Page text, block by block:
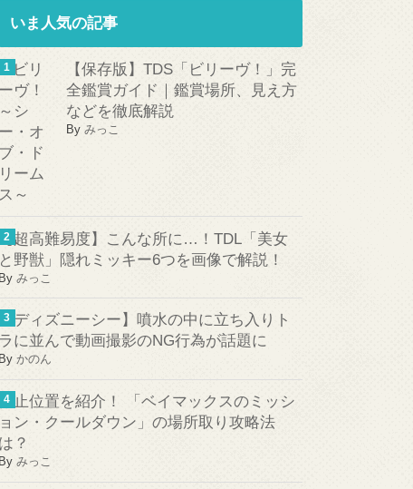
いま人気の記事
【保存版】TDS「ビリーヴ！」完
全鑑賞ガイド｜鑑賞場所、見え方
などを徹底解説
By みっこ
【超高難易度】こんな所に…！TDL「美女
と野獣」隠れミッキー6つを画像で解説！
By みっこ
【ディズニーシー】噴水の中に立ち入りト
ラに並んで動画撮影のNG行為が話題に
By かのん
停止位置を紹介！ 「ベイマックスのミッシ
ョン・クールダウン」の場所取り攻略法
は？
By みっこ